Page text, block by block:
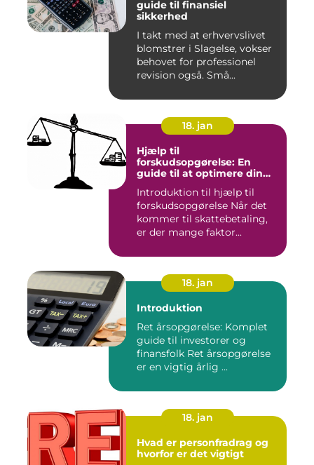
guide til finansiel
sikkerhed
I takt med at erhvervslivet
blomstrer i Slagelse, vokser
behovet for professionel
revision også. Små...
18. jan
Hjælp til
forskudsopgørelse: En
guide til at optimere din
Introduktion til hjælp til
forskudsopgørelse Når det
kommer til skattebetaling,
er der mange faktor...
18. jan
Introduktion
Ret årsopgørelse: Komplet
guide til investorer og
finansfolk Ret årsopgørelse
er en vigtig årlig ...
18. jan
Hvad er personfradrag og
hvorfor er det vigtigt